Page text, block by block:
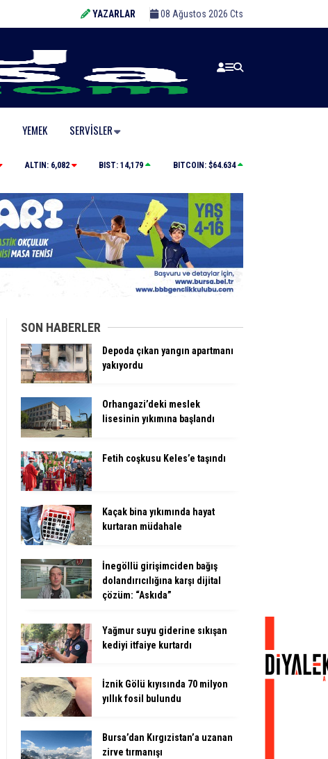
YAZARLAR 08 Ağustos 2026 Cts
YEMEK SERVISLER
Kaçak bina yıkımında hayat kurtaran müdahale
ALTIN: 6,082 BIST: 14,179 BITCOIN: $64.634
SON HABERLER
Depoda çıkan yangın apartmanı
yakıyordu
Orhangazi’deki meslek
lisesinin yıkımına başlandı
Fetih coşkusu Keles’e taşındı
Kaçak bina yıkımında hayat
kurtaran müdahale
İnegöllü girişimciden bağış
dolandırıcılığına karşı dijital
çözüm: “Askıda”
Yağmur suyu giderine sıkışan
kediyi itfaiye kurtardı
İznik Gölü kıyısında 70 milyon
yıllık fosil bulundu
Bursa’dan Kırgızistan’a uzanan
zirve tırmanışı